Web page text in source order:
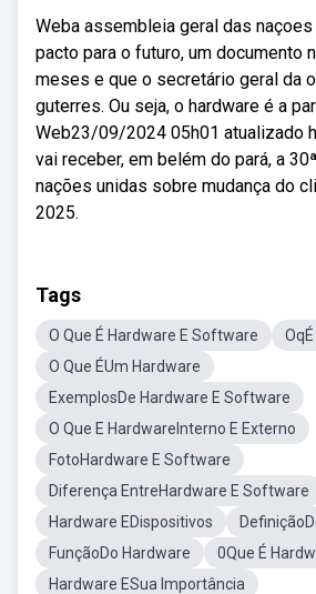
Weba assembleia geral das
pacto para o futuro, um documento
meses e que o secretário geral da
guterres. Ou seja, o hardware é a
Web23/09/2024 05h01 atualizado
vai receber, em belém do pará, a
nações unidas sobre mudança do
2025.
Tags
O Que É Hardware E Software
O Que ÉUm Hardware
ExemplosDe Hardware E Software
O Que E HardwareInterno E Externo
FotoHardware E Software
Diferença EntreHardware E Software
Hardware EDispositivos
FunçãoDo Hardware
0Que É
Hardware ESua Importância